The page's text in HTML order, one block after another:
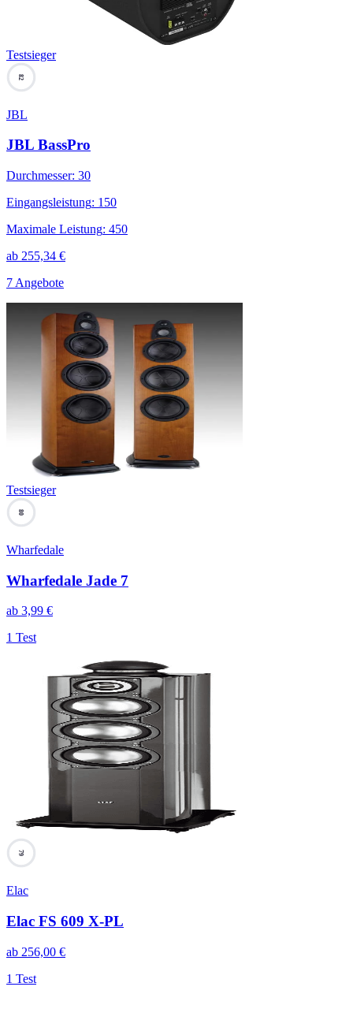
Testsieger
82
JBL
JBL BassPro
Durchmesser: 30
Eingangsleistung: 150
Maximale Leistung: 450
ab 255,34 €
7 Angebote
Testsieger
80
Wharfedale
Wharfedale Jade 7
ab 3,99 €
1 Test
79
Elac
Elac FS 609 X-PL
ab 256,00 €
1 Test